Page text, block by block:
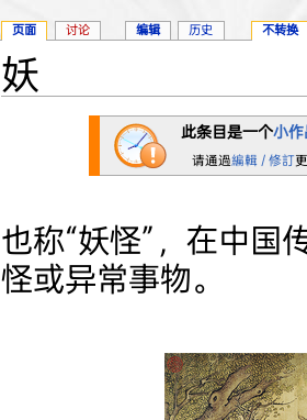
妖
此条目是一个小作
请通過編輯 / 修訂
也称“妖怪”，在中国
怪或异常事物。
页面 讨论 编辑 历史 不转换